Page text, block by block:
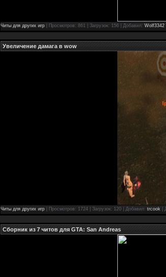
Читы для других игр | Просмотров: 861 | Загрузок: 156 | Добавил: Wolf3342
Увеличение дамага в wow
Читы для других игр | Просмотров: 1724 | Загрузок: 120 | Добавил: trcook |
Сборник из 7 читов для GTA: San Andreas